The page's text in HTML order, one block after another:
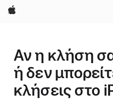
Apple
Αν η κλήση
ή δεν
κλήσεις στο